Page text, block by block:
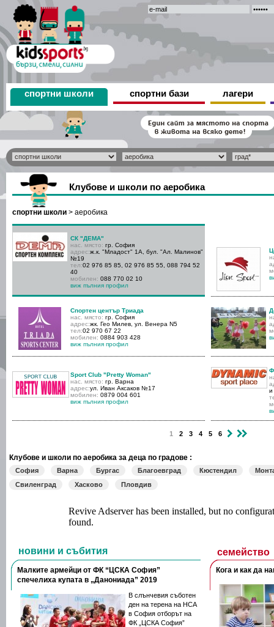
спортни школи спортни бази лагери
Клубове и школи по аеробика
спортни школи > аеробика
СК "ДЕМА"
нас. място: гр. София
адрес:ж.к. "Младост" 1А, бул. "Ал. Малинов"
№19
тел:02 976 85 85, 02 976 85 55, 088 794 52
40
мобилен: 088 770 02 10
виж пълния профил
Спортен център Триада
нас. място: гр. София
адрес:жк. Гео Милев, ул. Венера N5
тел:02 970 67 22
мобилен: 0884 903 428
виж пълния профил
Sport Club "Pretty Woman"
нас. място: гр. Варна
адрес:ул. Иван Аксаков №17
мобилен: 0879 004 601
виж пълния профил
и
1 2 3 4 5 6 ›
Клубове и школи по аеробика за деца по градове :
София Варна Бургас Благоевград Кюстендил
Свиленград
Хасково Пловдив
новини и събития
Малките армейци от ФК “ЦСКА София”
спечелиха купата в „Данониада” 2019
В слънчевия съботен
ден на терена на НСА
в София отборът на
ФК „ЦСКА София”
семейство
Кога и как да